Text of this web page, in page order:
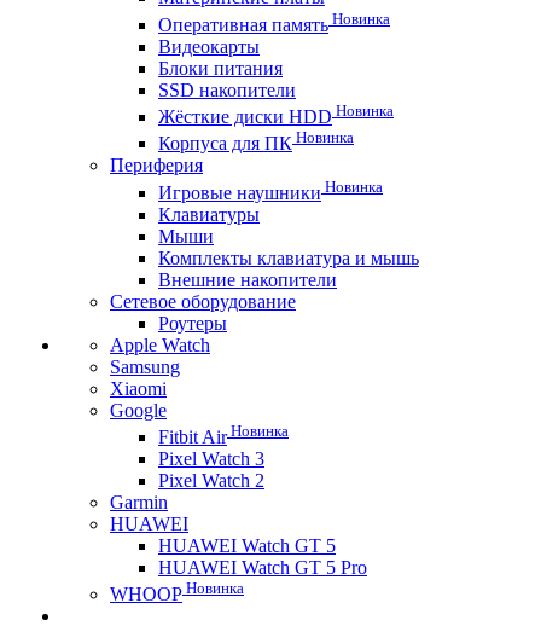
Оперативная память Новинка
Видеокарты
Блоки питания
SSD накопители
Жёсткие диски HDD Новинка
Корпуса для ПК Новинка
Периферия
Игровые наушники Новинка
Клавиатуры
Мыши
Комплекты клавиатура и мышь
Внешние накопители
Сетевое оборудование
Роутеры
Apple Watch
Samsung
Xiaomi
Google
Fitbit AirНовинка
Pixel Watch 3
Pixel Watch 2
Garmin
HUAWEI
HUAWEI Watch GT 5
HUAWEI Watch GT 5 Pro
WHOOP Новинка